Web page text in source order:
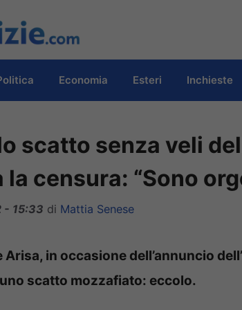
Economia Esteri Inchieste
scatto senza veli
la censura: “Sono
- 15:33 di Mattia Senese
Arisa, in occasione dell’annuncio
scatto mozzafiato: eccolo.